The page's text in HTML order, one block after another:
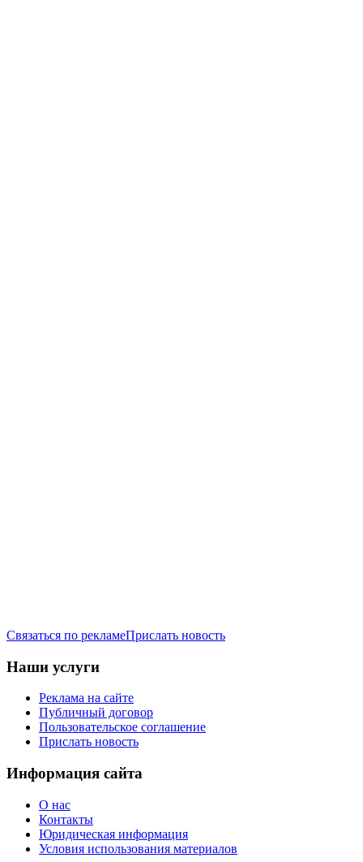
Связаться по рекламеПрислать новость
Наши услуги
Реклама на сайте
Публичный договор
Пользовательское соглашение
Прислать новость
Информация сайта
О нас
Контакты
Юридическая информация
Условия использования материалов